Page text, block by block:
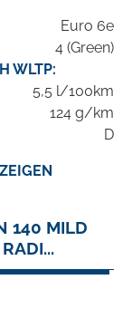
Euro 6e
4 (Green)
WLTP:
5,5 l/100km
124 g/km
D
140 MILD